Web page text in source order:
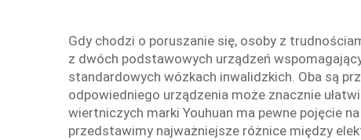
Gdy chodzi o poruszanie się, osoby z
z dwóch podstawowych urządzeń
standardowych wózkach inwalidzkich. Oba są
odpowiedniego urządzenia może znacznie
wiertniczych marki Youhuan ma pewne pojęcie
przedstawimy najważniejsze różnice między